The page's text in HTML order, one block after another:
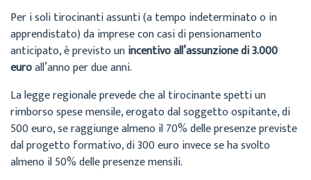
Per i soli tirocinanti assunti (a tempo indeterminato o in
apprendistato) da imprese con casi di pensionamento
anticipato, è previsto unincentivo all’assunzione di 3.000
euroall’anno per due anni.
La legge regionale prevede che al tirocinante spetti un
rimborso spese mensile, erogato dal soggetto ospitante, di
500 euro, se raggiunge almeno il 70% delle presenze previste
dal progetto formativo, di 300 euro invece se ha svolto
almeno il 50% delle presenze mensili.